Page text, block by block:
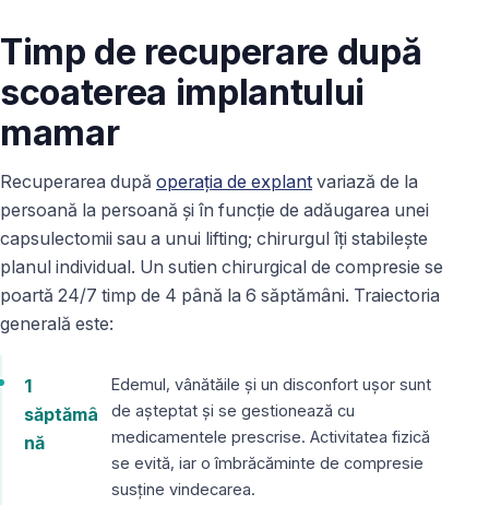
Timp de recuperare după
scoaterea implantului
mamar
Recuperarea după operația de explant variază de la
persoană la persoană și în funcție de adăugarea unei
capsulectomii sau a unui lifting; chirurgul îți stabilește
planul individual. Un sutien chirurgical de compresie se
poartă 24/7 timp de 4 până la 6 săptămâni. Traiectoria
generală este:
1
săptămâ
nă
Edemul, vânătăile și un disconfort ușor sunt
de așteptat și se gestionează cu
medicamentele prescrise. Activitatea fizică
se evită, iar o îmbrăcăminte de compresie
susține vindecarea.